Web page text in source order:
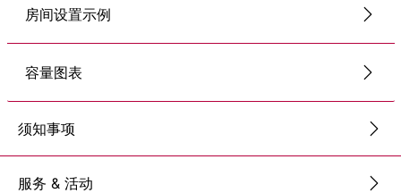
房间设置示例
容量图表
须知事项
服务 & 活动